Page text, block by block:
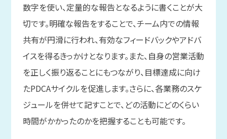
数字を使い、定量的な報告となるように書くことが大
切です。明確な報告をすることで、チーム内での情報
共有が円滑に行われ、有効なフィードバックやアドバ
イスを得るきっかけとなります。また、自身の営業活動
を正しく振り返ることにもつながり、目標達成に向け
たPDCAサイクルを促進します。さらに、各業務のスケ
ジュールを併せて記すことで、どの活動にどのくらい
時間がかかったのかを把握することも可能です。